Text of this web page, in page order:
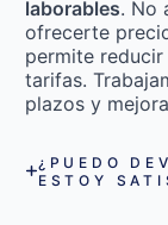
laborables. No
ofrecerte
permite
tarifas.
plazos y
¿PUEDO
ESTOY